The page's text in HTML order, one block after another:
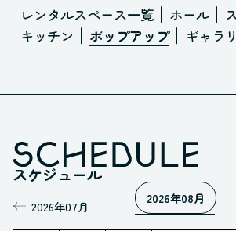
レンタルスペース一覧 ホール
キッチン
ポップアップ ギャラ
スケジュール
2026年07月
2026年08月